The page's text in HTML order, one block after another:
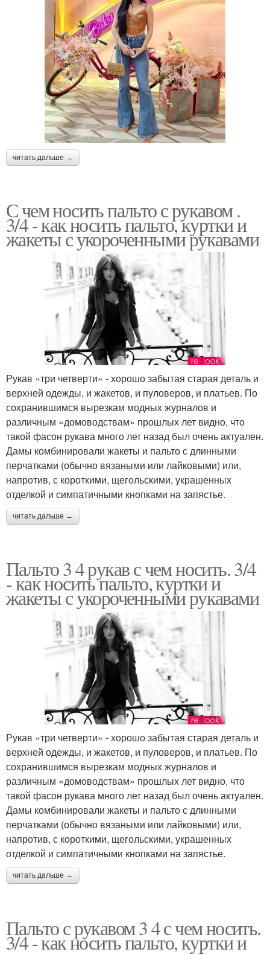
читать дальше →
С чем носить пальто с рукавом .
3/4 - как носить пальто, куртки и
жакеты с укороченными рукавами
Рукав «три четверти» - хорошо забытая старая деталь и
верхней одежды, и жакетов, и пуловеров, и платьев. По
сохранившимся вырезкам модных журналов и
различным «домоводствам» прошлых лет видно, что
такой фасон рукава много лет назад был очень актуален.
Дамы комбинировали жакеты и пальто с длинными
перчатками (обычно вязаными или лайковыми) или,
напротив, с короткими, щегольскими, украшенных
отделкой и симпатичными кнопками на запястье.
читать дальше →
Пальто 3 4 рукав с чем носить. 3/4
- как носить пальто, куртки и
жакеты с укороченными рукавами
Рукав «три четверти» - хорошо забытая старая деталь и
верхней одежды, и жакетов, и пуловеров, и платьев. По
сохранившимся вырезкам модных журналов и
различным «домоводствам» прошлых лет видно, что
такой фасон рукава много лет назад был очень актуален.
Дамы комбинировали жакеты и пальто с длинными
перчатками (обычно вязаными или лайковыми) или,
напротив, с короткими, щегольскими, украшенных
отделкой и симпатичными кнопками на запястье.
читать дальше →
Пальто с рукавом 3 4 с чем носить.
3/4 - как носить пальто, куртки и